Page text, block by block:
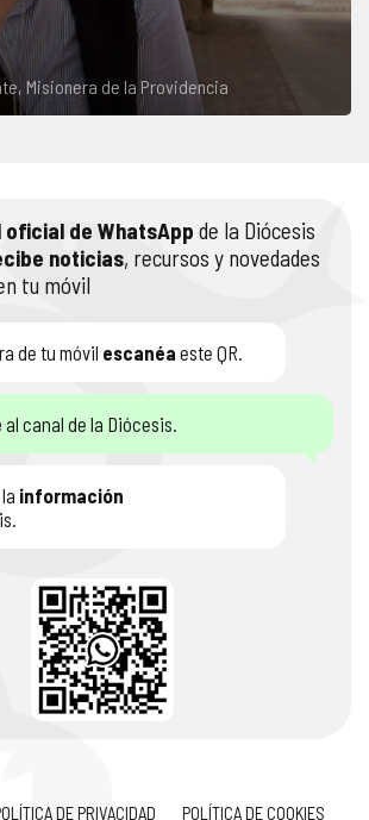
Misionera de la Providencia
oficial de WhatsApp de la Diócesis
noticias, recursos y novedades
tu móvil
de tu móvil escanéa este QR.
al canal de la Diócesis.
información
DE PRIVACIDAD POLÍTICA DE COOKIES